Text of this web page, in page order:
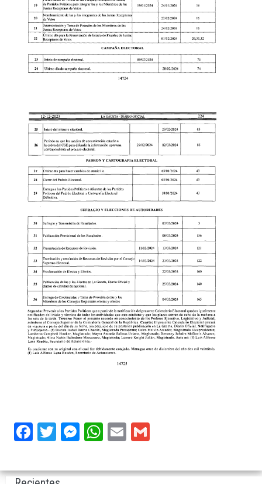
Facebook
TwitterMessenger
WhatsApp
Email